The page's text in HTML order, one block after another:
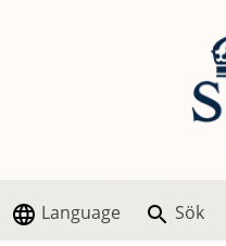
Language Sök